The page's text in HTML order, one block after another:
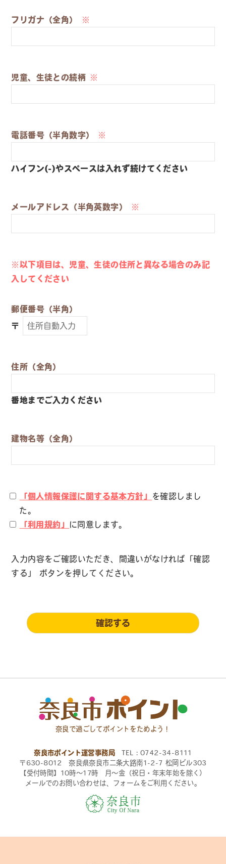
フリガナ（全角） ※
児童、生徒との続柄 ※
電話番号（半角数字） ※
ハイフン(-)やスペースは入れず続けてください
メールアドレス（半角英数字） ※
※以下項目は、児童、生徒の住所と異なる場合のみ記
入してください
郵便番号（半角）
〒
住所（全角）
番地までご入力ください
建物名等（全角）
「個人情報保護に関する基本方針」
を確認しまし
た。
「利用規約」
に同意します。
入力内容をご確認いただき、間違いがなければ「確認
する」 ボタンを押してください。
奈良で過ごしてポイントをためよう！
奈良市ポイント運営事務局 TEL：0742-34-8111
〒630-8012 奈良県奈良市二条大路南1-2-7 松岡ビル303
【受付時間】10時〜17時 月〜金（祝日・年末年始を除く）
メールでのお問い合わせは、フォームをご利用ください。